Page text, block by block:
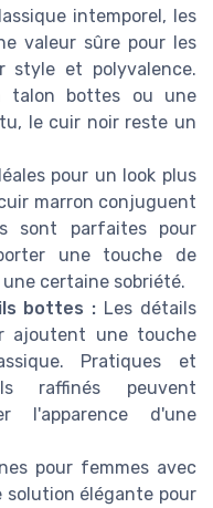
intemporel, les
valeur sûre pour les
style et polyvalence.
talon bottes ou une
le cuir noir reste un
pour un look plus
marron conjuguent
sont parfaites pour
une touche de
certaine sobriété.
bottes : Les détails
ajoutent une touche
Pratiques et
raffinés peuvent
l'apparence d'une
pour femmes avec
élégante pour